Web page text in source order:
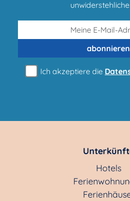
abonnieren
Ich akzeptiere die
Hotels